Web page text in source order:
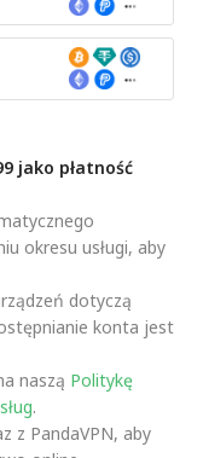
jako płatność
okresu usługi, aby
dotyczą
konta jest
naszą Politykę
.
z PandaVPN, aby